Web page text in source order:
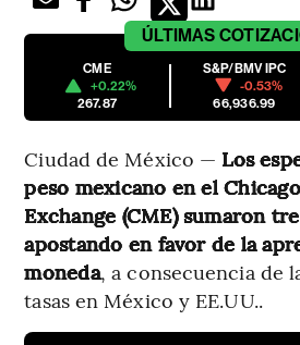
ÚLTIMAS
CME
+0.22%
267.87
S&P/BMV IPC
-0.53%
66,936.99
Ciudad de México — Los
peso mexicano en el
Exchange (CME) sumaron
apostando en favor de la
moneda, a consecuencia de
tasas en México y EE.UU..